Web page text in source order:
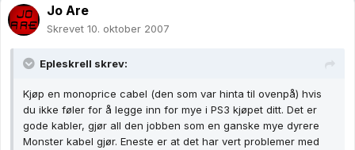
Jo Are
Skrevet 10. oktober 2007
Epleskrell skrev:
Kjøp en monoprice cabel (den som var hinta til ovenpå) hvis
du ikke føler for å legge inn for mye i PS3 kjøpet ditt. Det er
gode kabler, gjør all den jobben som en ganske mye dyrere
Monster kabel gjør. Eneste er at det har vert problemer med